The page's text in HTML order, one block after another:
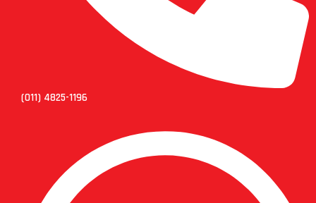
(011) 4825-1196